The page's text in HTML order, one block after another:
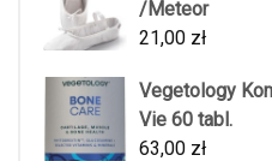
/Meteor
21,00 zł
Vegetology
Vie 60 tabl.
63,00 zł